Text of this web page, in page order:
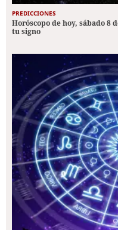
PREDICCIONES
Horóscopo de hoy, sábado 8
tu signo